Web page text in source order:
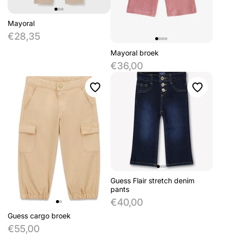
Mayoral
€28,35
Mayoral broek
€36,00
Guess cargo broek
€55,00
Guess Flair stretch denim
pants
€40,00